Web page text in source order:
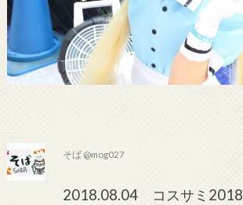
そば @mog027
2018.08.04 コスサミ2018